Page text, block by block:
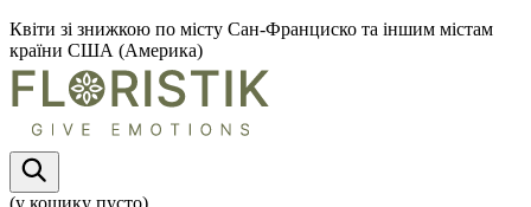
Квіти зі знижкою по місту Сан-Франциско та іншим містам
країни США (Америка)
(у кошику пусто)